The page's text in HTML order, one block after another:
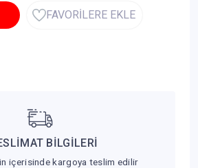
FAVORİLERE EKLE
BİLGİLERİ
içerisinde kargoya teslim edilir